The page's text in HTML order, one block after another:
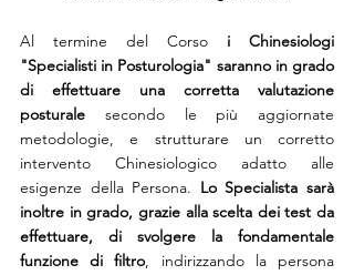
Al termine del Corso i Chinesiologi
"Specialisti in Posturologia" saranno in grado
di effettuare una corretta valutazione
posturale secondo le più aggiornate
metodologie, e strutturare un corretto
intervento Chinesiologico adatto alle
esigenze della Persona. Lo Specialista sarà
inoltre in grado, grazie alla scelta dei test da
effettuare, di svolgere la fondamentale
funzione di filtro, indirizzando la persona